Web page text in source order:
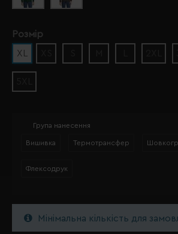
Розмір
XL
Група нанесення
Вишивка Термотрансфер
Флексодрук
Мінімальна кількість для